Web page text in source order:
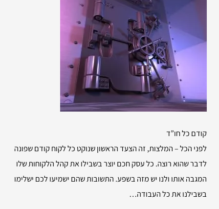
קודם כל חו”ד
לפני הכל – המלצות, זה הצעד הראשון שנוקט כל לקוח קודם שפונה
לדבר שהוא רוצה. כל עסק חכם יוצר בשבילו את קהל הלקוחות שלו
המגבה אותו ולנו יש מזה בשפע. התשובות שהם ישמיעו לכם ישלימו
בשבילנו את כל העבודה…